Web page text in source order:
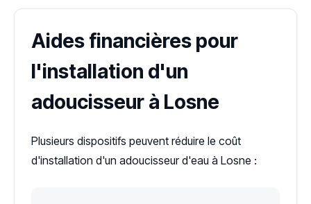
Aides financières pour
l'installation d'un
adoucisseur à Losne
Plusieurs dispositifs peuvent réduire le coût
d'installation d'un adoucisseur d'eau à Losne :